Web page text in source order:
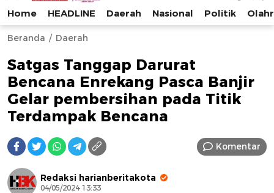
AFN BEAUTY LUXURY
HarianBeritaKota
Mengabarkan Setiap Detil, Sudut, dan Cerita Kota
Home HEADLINE Daerah Nasional Politik
Beranda Daerah
Satgas Tanggap Darurat
Bencana Enrekang Pasca Banjir
Gelar pembersihan pada Titik
Terdampak Bencana
Komentar
Redaksi harianberitakota
04/05/2024 13:33